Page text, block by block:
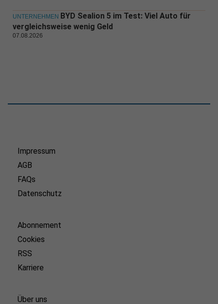
UNTERNEHMEN BYD Sealion 5 im Test: Viel Auto für
vergleichsweise wenig Geld
07.08.2026
Impressum
AGB
FAQs
Datenschutz
Abonnement
Cookies
RSS
Karriere
Über uns